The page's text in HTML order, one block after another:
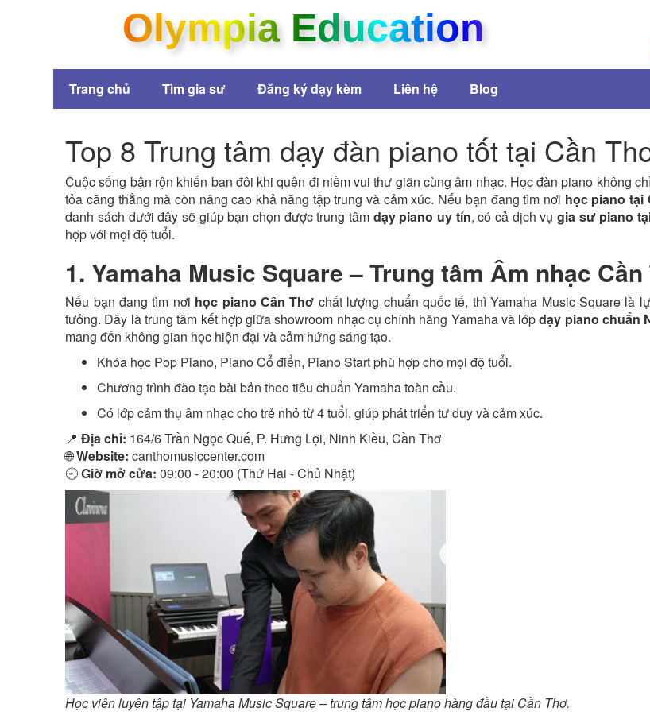
Olympia Education
Trang chủ Tìm gia sư Đăng ký dạy kèm Liên hệ Blog
Top 8 Trung tâm dạy đàn piano tốt tại Cần
Cuộc sống bận rộn khiến bạn đôi khi quên đi niềm vui thư giãn cùng âm nhạc. Học đàn piano không
tỏa căng thẳng mà còn nâng cao khả năng tập trung và cảm xúc. Nếu bạn đang tìm nơi học piano tại
danh sách dưới đây sẽ giúp bạn chọn được trung tâm dạy piano uy tín, có cả dịch vụgia sư piano
hợp với mọi độ tuổi.
1. Yamaha Music Square – Trung tâm Âm nhạc
Nếu bạn đang tìm nơi học piano Cần Thơ chất lượng chuẩn quốc tế, thì Yamaha Music Square là
tưởng. Đây là trung tâm kết hợp giữa showroom nhạc cụ chính hãng Yamaha và lớpdạy piano chuẩn
mang đến không gian học hiện đại và cảm hứng sáng tạo.
Khóa học Pop Piano, Piano Cổ điển, Piano Start phù hợp cho mọi độ tuổi.
Chương trình đào tạo bài bản theo tiêu chuẩn Yamaha toàn cầu.
Có lớp cảm thụ âm nhạc cho trẻ nhỏ từ 4 tuổi, giúp phát triển tư duy và cảm xúc.
📍Địa chỉ: 164/6 Trần Ngọc Quế, P. Hưng Lợi, Ninh Kiều, Cần Thơ
🌐Website: canthomusiccenter.com
🕘Giờ mở cửa: 09:00 - 20:00 (Thứ Hai - Chủ Nhật)
Học viên luyện tập tại Yamaha Music Square – trung tâm học piano hàng đầu tại Cần Thơ.